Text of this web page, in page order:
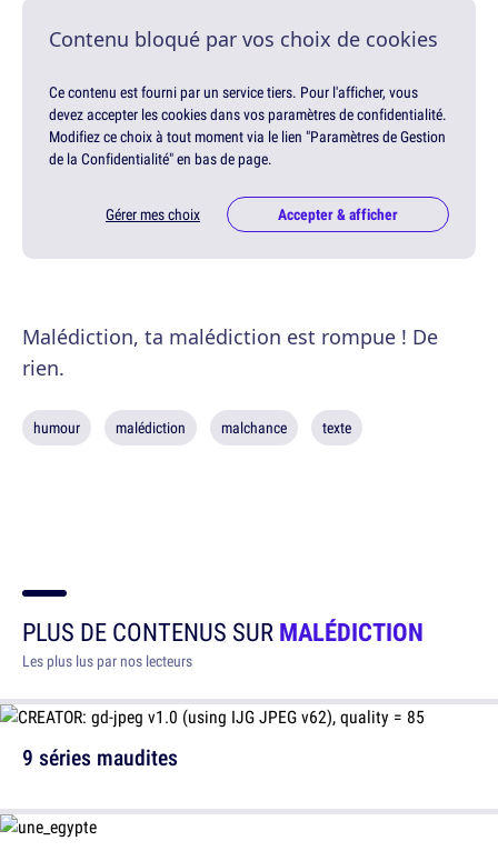
Contenu bloqué par vos choix de cookies
Ce contenu est fourni par un service tiers. Pour l'afficher, vous
devez accepter les cookies dans vos paramètres de confidentialité.
Modifiez ce choix à tout moment via le lien "Paramètres de Gestion
de la Confidentialité" en bas de page.
Gérer mes choix Accepter & afficher
Malédiction, ta malédiction est rompue ! De
rien.
humour malédiction malchance texte
PLUS DE CONTENUS SURMALÉDICTION
Les plus lus par nos lecteurs
9 séries maudites